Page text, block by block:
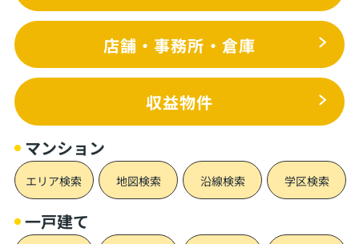
店舗・事務所・倉庫
収益物件
マンション
エリア検索 地図検索 沿線検索 学区検索
一戸建て